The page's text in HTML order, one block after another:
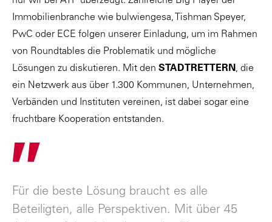
Immobilienbranche wie bulwiengesa, Tishman Speyer,
PwC oder ECE folgen unserer Einladung, um im Rahmen
von Roundtables die Problematik und mögliche
Lösungen zu diskutieren. Mit den STADTRETTERN, die
ein Netzwerk aus über 1.300 Kommunen, Unternehmen,
Verbänden und Instituten vereinen, ist dabei sogar eine
fruchtbare Kooperation entstanden.
Für die beste Lösung braucht es alle
Beteiligten, alle Perspektiven. Mit über 45